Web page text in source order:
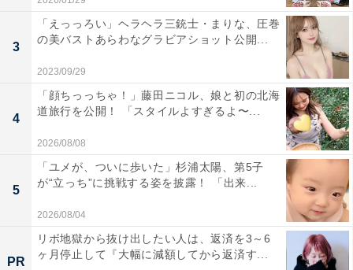
3
「えっっろい」ヘラヘラ三銃士・まりな、圧巻
の美バストあらわなグラビアショット公開...
2023/09/29
4
「顔ちっっちゃ！」藤田ニコル、娘と初の北海
道旅行を公開！ 「スタイルよすぎるよ〜...
2026/08/08
5
「ユメが、ついに歩いた」杉浦太陽、第5子
が“立っち”に挑戦する姿を披露！ 「出来...
2026/08/04
PR
リボ地獄から抜け出したい人は、返済を3～6
ヶ月停止して『大幅に減額してから返済す...